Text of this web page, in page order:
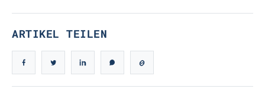
ARTIKEL TEILEN